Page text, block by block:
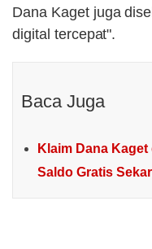
Dana Kaget juga
digital tercepat".
Baca Juga
Klaim Dana
Saldo Gratis